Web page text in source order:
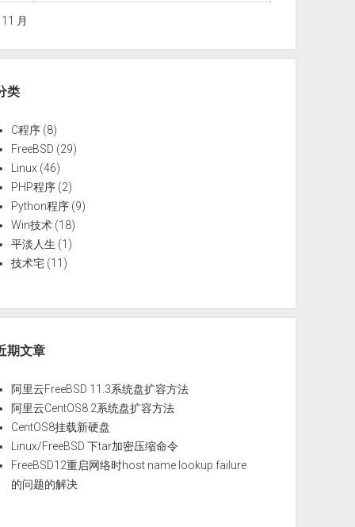
,'d' ,
字符，
节
11 月
类
C程序 (8)
FreeBSD (29)
Linux (46)
PHP程序 (2)
Python程序 (9)
Win技术 (18)
平淡人生 (1)
技术宅 (11)
期文章
阿里云FreeBSD 11.3系统盘扩容方法
阿里云CentOS8.2系统盘扩容方法
CentOS8挂载新硬盘
Linux/FreeBSD 下tar加密压缩命令
FreeBSD12重启网络时host name lookup failure
的问题的解决